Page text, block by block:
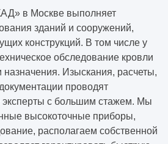
в Москве выполняет
зданий и сооружений,
конструкций. В том числе у
обследование кровли
назначения. Изыскания, расчеты,
проводят
с большим стажем. Мы
высокоточные приборы,
располагаем собственной